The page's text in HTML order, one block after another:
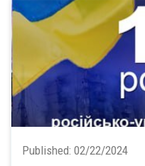
Published: 02/22/2024